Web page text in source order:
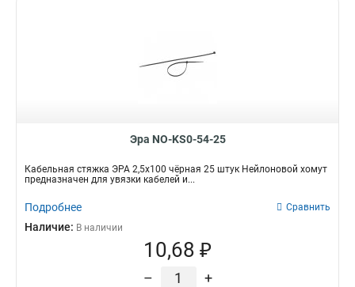
Эра NO-KS0-54-25
Кабельная стяжка ЭРА 2,5х100 чёрная 25 штук Нейлоновой хомут
предназначен для увязки кабелей и...
Подробнее Сравнить
Наличие: В наличии
10,68 ₽
– +